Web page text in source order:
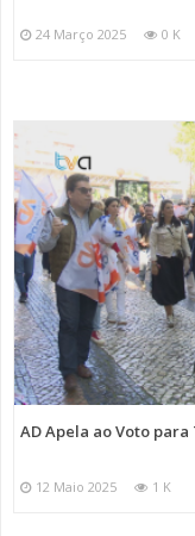
24 Março 2025 0 K
AD Apela ao Voto
12 Maio 2025 1 K